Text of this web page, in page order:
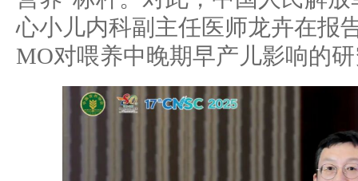
心小儿内科副主任医师龙卉在报
MO对喂养中晚期早产儿影响的